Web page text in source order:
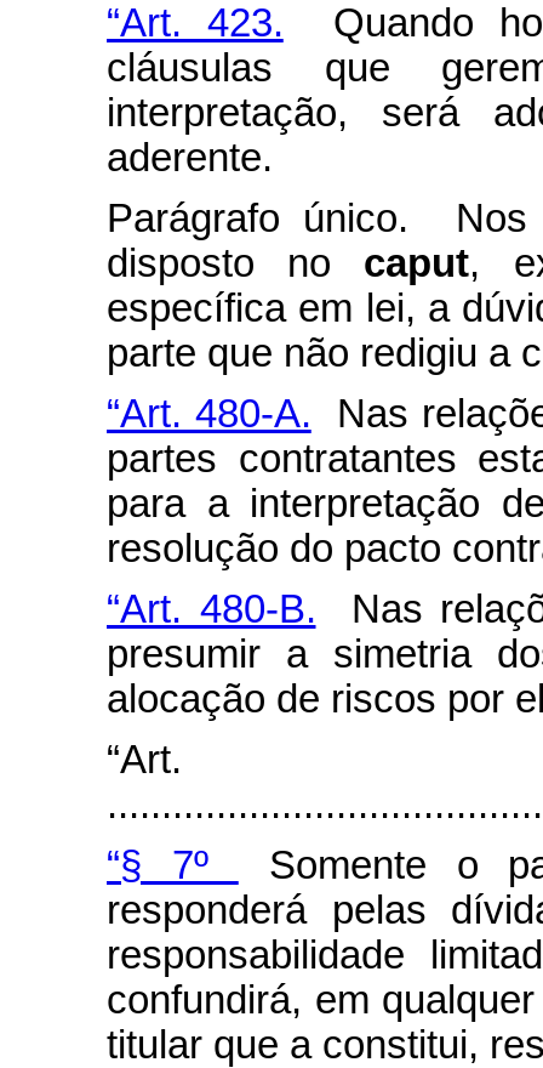
“Art. 423. Quando
cláusulas que
interpretação, será
aderente.
Parágrafo único. Nos
disposto no caput,
específica em lei, a
parte que não redigiu a
“Art. 480-A. Nas
partes contratantes
para a interpretação
resolução do pacto
“Art. 480-B. Nas
presumir a simetria
alocação de riscos por
“Art.
“§ 7º
Somente o
responderá pelas
responsabilidade
confundirá, em
titular que a constitui,